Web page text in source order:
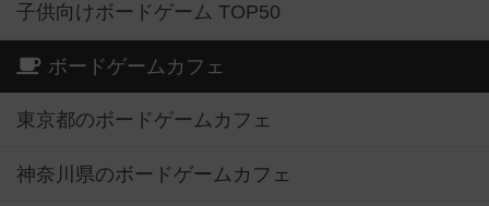
子供向けボードゲーム TOP50
ボードゲームカフェ
東京都のボードゲームカフェ
神奈川県のボードゲームカフェ